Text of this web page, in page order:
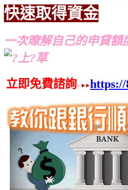
快速取得資金
一次暸解自己的申貸額
立即免費諮詢 https://